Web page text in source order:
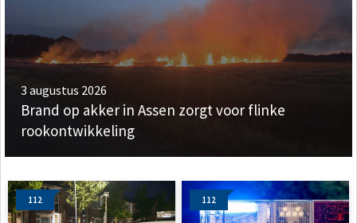
3 augustus 2026
Brand op akker in Assen zorgt voor flinke
rookontwikkeling
112 112